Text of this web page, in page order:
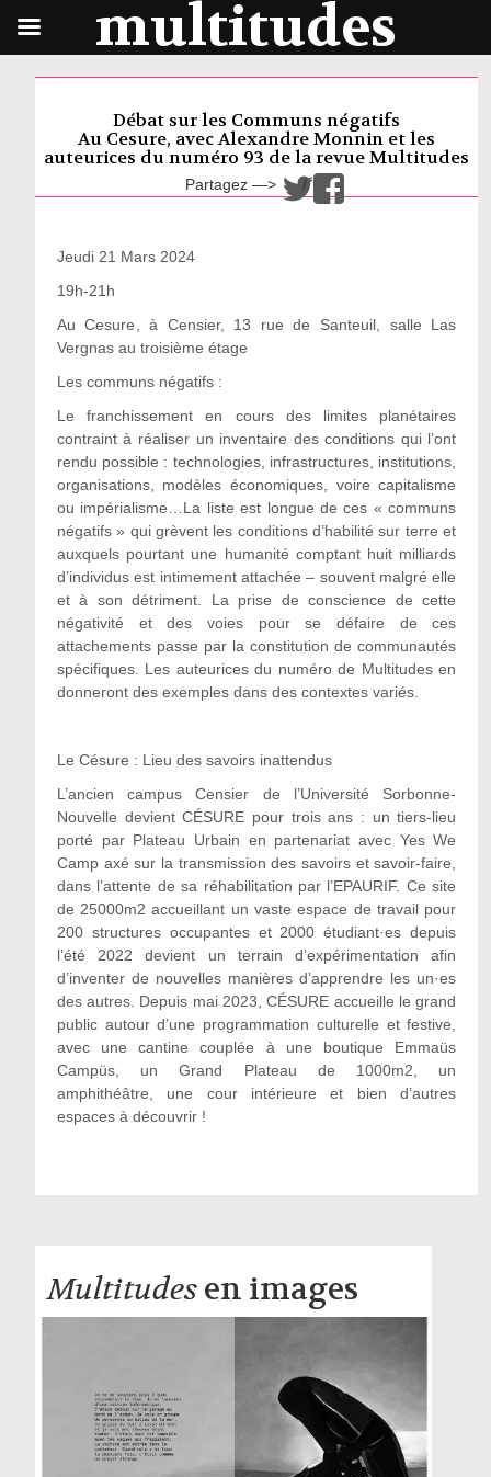
Débat sur les Communs négatifs
Au Cesure, avec Alexandre Monnin et les
auteurices du numéro 93 de la revue Multitudes
Partagez —> /
Jeudi 21 Mars 2024
19h-21h
Au Cesure , à Censier, 13 rue de Santeuil, salle Las
Vergnas au troisième étage
Les communs négatifs :
Le franchissement en cours des limites planétaires
contraint à réaliser un inventaire des conditions qui l’ont
rendu possible : technologies, infrastructures, institutions,
organisations, modèles économiques, voire capitalisme
ou impérialisme…La liste est longue de ces « communs
négatifs » qui grèvent les conditions d’habilité sur terre et
auxquels pourtant une humanité comptant huit milliards
d’individus est intimement attachée – souvent malgré elle
et à son détriment. La prise de conscience de cette
négativité et des voies pour se défaire de ces
attachements passe par la constitution de communautés
spécifiques. Les auteurices du numéro de Multitudes en
donneront des exemples dans des contextes variés.
Le Césure : Lieu des savoirs inattendus
L’ancien campus Censier de l’Université Sorbonne-
Nouvelle devient CÉSURE pour trois ans : un tiers-lieu
porté par Plateau Urbain en partenariat avec Yes We
Camp axé sur la transmission des savoirs et savoir-faire,
dans l’attente de sa réhabilitation par l’EPAURIF. Ce site
de 25000m2 accueillant un vaste espace de travail pour
200 structures occupantes et 2000 étudiant·es depuis
l’été 2022 devient un terrain d’expérimentation afin
d’inventer de nouvelles manières d’apprendre les un·es
des autres. Depuis mai 2023, CÉSURE accueille le grand
public autour d’une programmation culturelle et festive,
avec une cantine couplée à une boutique Emmaüs
Campüs, un Grand Plateau de 1000m2, un
amphithéâtre, une cour intérieure et bien d’autres
espaces à découvrir !
Multitudesen images
multitudes